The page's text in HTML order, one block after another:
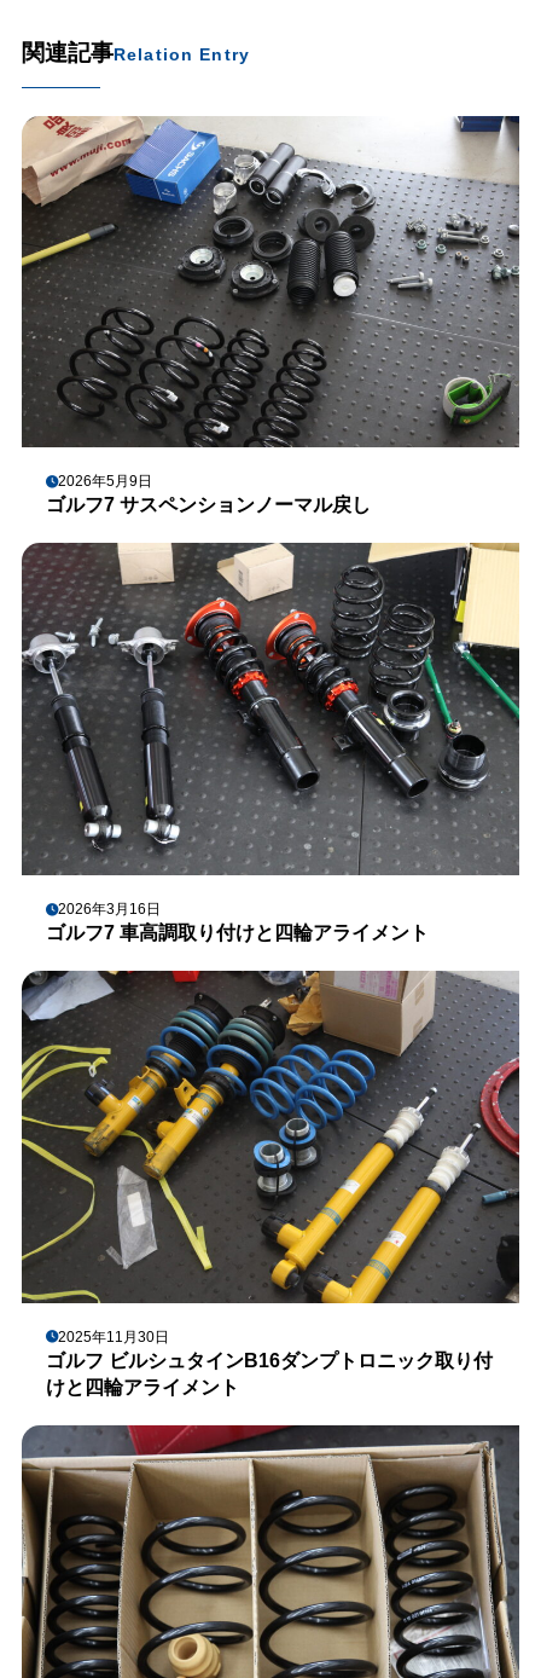
関連記事Relation Entry
2026年5月9日
ゴルフ7 サスペンションノーマル戻し
2026年3月16日
ゴルフ7 車高調取り付けと四輪アライメント
2025年11月30日
ゴルフ ビルシュタインB16ダンプトロニック取り付
けと四輪アライメント